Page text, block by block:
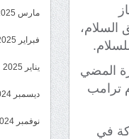
المضي
ترامب
في
مارس 2025
فبراير 2025
يناير 2025
ديسمبر 2024
نوفمبر 2024